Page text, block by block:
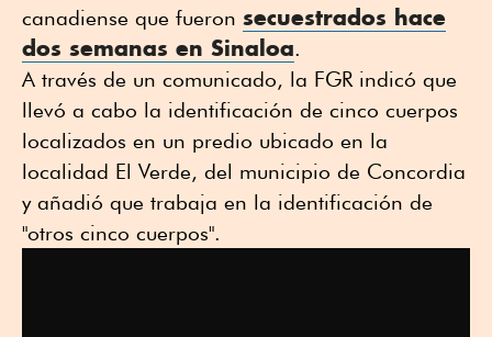
canadiense que fueron secuestrados hace
dos semanas en Sinaloa.
A través de un comunicado, la FGR indicó que
llevó a cabo la identificación de cinco cuerpos
localizados en un predio ubicado en la
localidad El Verde, del municipio de Concordia
y añadió que trabaja en la identificación de
"otros cinco cuerpos".